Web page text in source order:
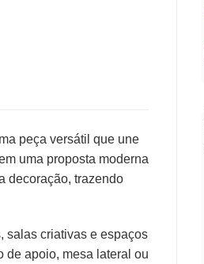
peça versátil que une
uma proposta moderna
decoração, trazendo
salas criativas e espaços
de apoio, mesa lateral ou